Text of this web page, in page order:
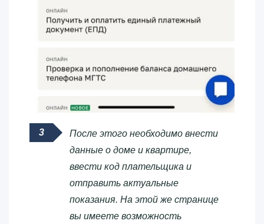
После этого необходимо внести
данные о доме и квартире,
ввести код плательщика и
отправить актуальные
показания. На этой же странице
вы имеете возможность